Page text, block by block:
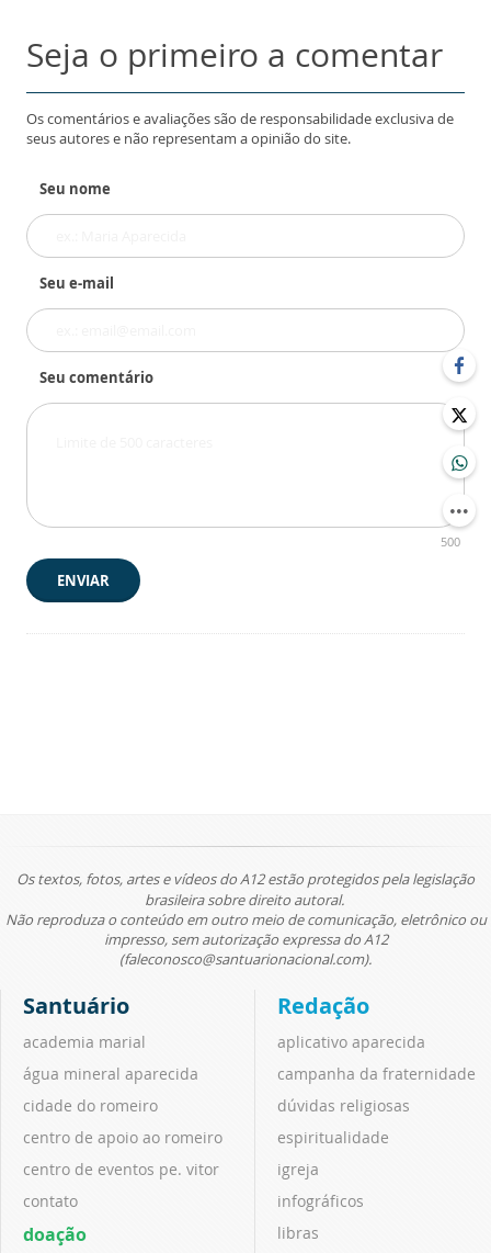
Seja o primeiro a comentar
Os comentários e avaliações são de responsabilidade exclusiva de
seus autores e não representam a opinião do site.
Seu nome
Seu e-mail
Seu comentário
500
ENVIAR
Os textos, fotos, artes e vídeos do A12 estão protegidos pela legislação
brasileira sobre direito autoral.
Não reproduza o conteúdo em outro meio de comunicação, eletrônico ou
impresso, sem autorização expressa do A12
(faleconosco@santuarionacional.com).
Santuário
academia marial
água mineral aparecida
cidade do romeiro
centro de apoio ao romeiro
centro de eventos pe. vitor
contato
doação
Redação
aplicativo aparecida
campanha da fraternidade
dúvidas religiosas
espiritualidade
igreja
infográficos
libras